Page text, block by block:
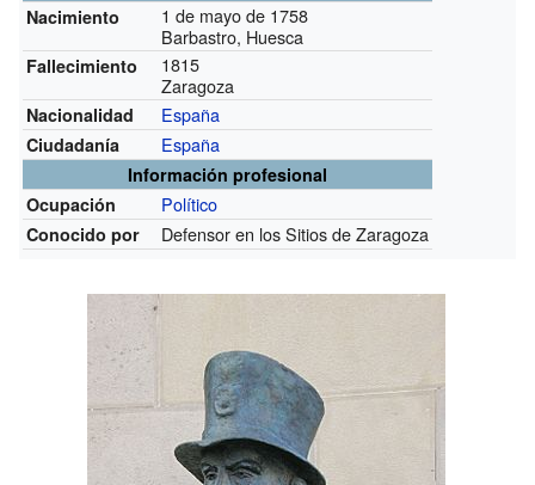
Nacimiento
1 de mayo de 1758
Barbastro, Huesca
Fallecimiento
1815
Zaragoza
Nacionalidad España
Ciudadanía España
Información profesional
Ocupación
Político
Conocido por Defensor en los Sitios de Zaragoza